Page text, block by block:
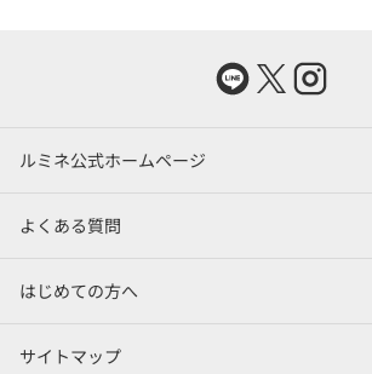
ルミネ公式ホームページ
よくある質問
はじめての方へ
サイトマップ